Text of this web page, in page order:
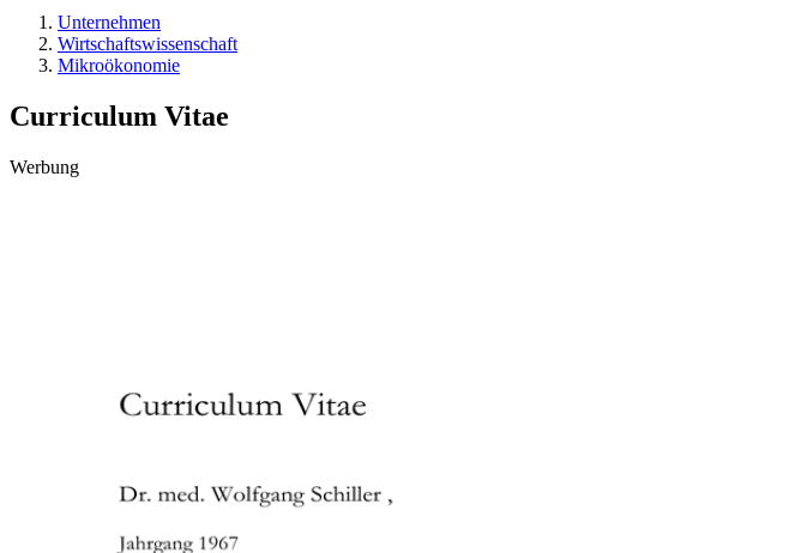
Unternehmen
Wirtschaftswissenschaft
Mikroökonomie
Curriculum Vitae
Werbung